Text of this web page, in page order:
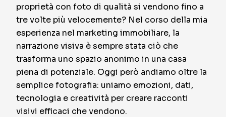
proprietà con foto di qualità si vendono fino a
tre volte più velocemente? Nel corso della mia
esperienza nel marketing immobiliare, la
narrazione visiva è sempre stata ciò che
trasforma uno spazio anonimo in una casa
piena di potenziale. Oggi però andiamo oltre la
semplice fotografia: uniamo emozioni, dati,
tecnologia e creatività per creare racconti
visivi efficaci che vendono.